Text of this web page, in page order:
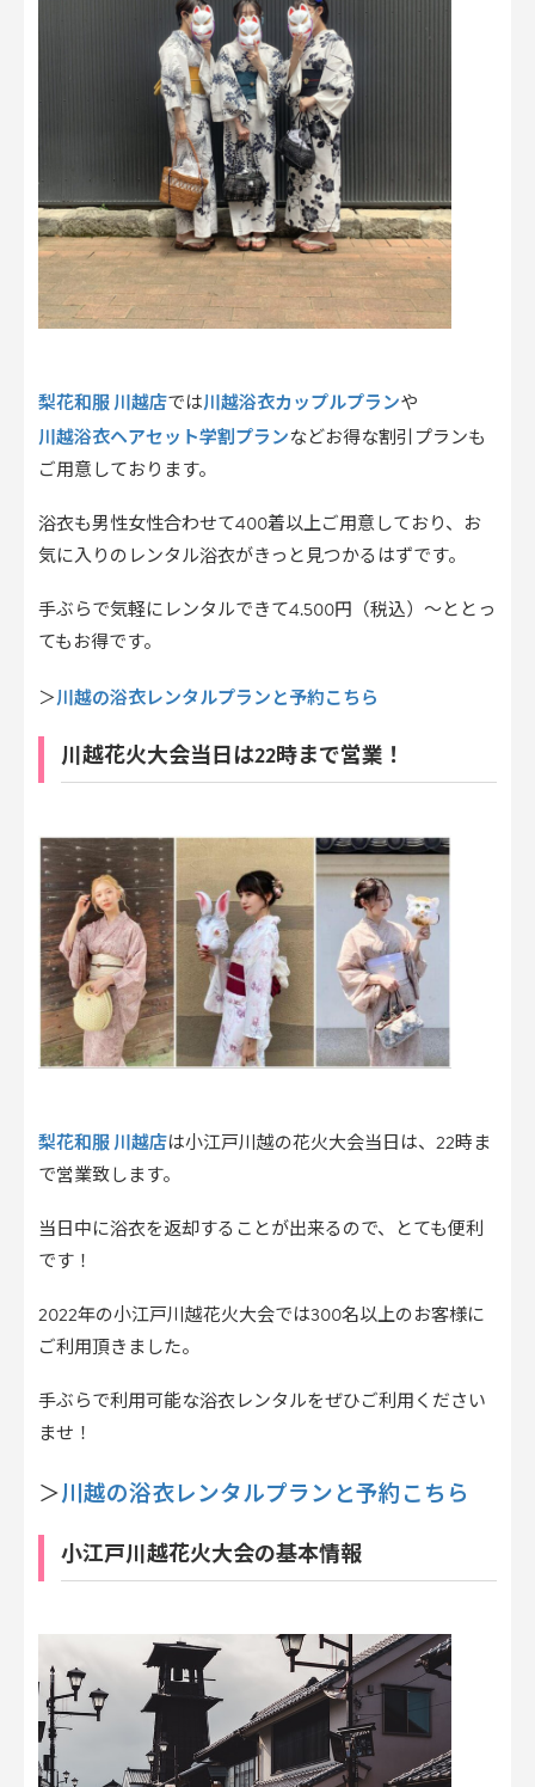
梨花和服 川越店では川越浴衣カップルプランや
川越浴衣ヘアセット学割プランなどお得な割引プランも
ご用意しております。
浴衣も男性女性合わせて400着以上ご用意しており、お
気に入りのレンタル浴衣がきっと見つかるはずです。
手ぶらで気軽にレンタルできて4.500円（税込）〜ととっ
てもお得です。
＞川越の浴衣レンタルプランと予約こちら
川越花火大会当日は22時まで営業！
梨花和服 川越店は小江戸川越の花火大会当日は、22時ま
で営業致します。
当日中に浴衣を返却することが出来るので、とても便利
です！
2022年の小江戸川越花火大会では300名以上のお客様に
ご利用頂きました。
手ぶらで利用可能な浴衣レンタルをぜひご利用ください
ませ！
＞川越の浴衣レンタルプランと予約こちら
小江戸川越花火大会の基本情報